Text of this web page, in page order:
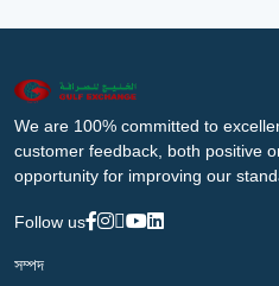
We are 100% committed to
customer feedback, both positive
opportunity for improving our
Follow us
সম্পদ